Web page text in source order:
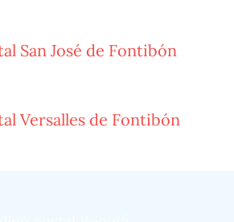
San José de Fontibón
Versalles de Fontibón